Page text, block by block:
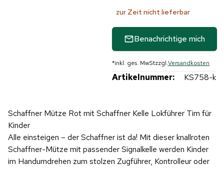
zur Zeit nicht lieferbar
Benachrichtige mich
*inkl. ges. MwStzzgl.Versandkosten
Artikelnummer: KS758-k
Schaffner Mütze Rot mit Schaffner Kelle Lokführer Tim für
Kinder
Alle einsteigen – der Schaffner ist da! Mit dieser knallroten
Schaffner-Mütze mit passender Signalkelle werden Kinder
im Handumdrehen zum stolzen Zugführer, Kontrolleur oder